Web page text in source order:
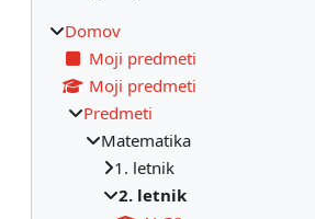
Domov
Moji predmeti
Moji predmeti
Predmeti
Matematika
1. letnik
2. letnik